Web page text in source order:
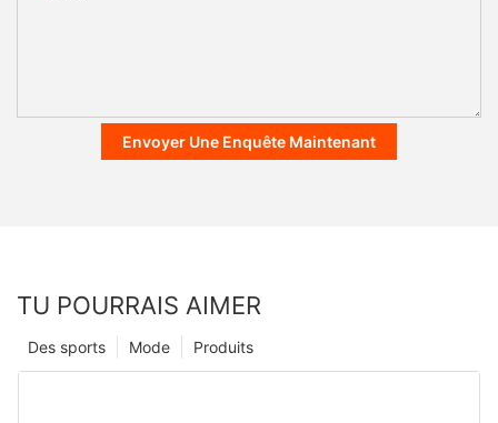
Envoyer Une Enquête Maintenant
TU POURRAIS AIMER
Produits
Mode
Des sports